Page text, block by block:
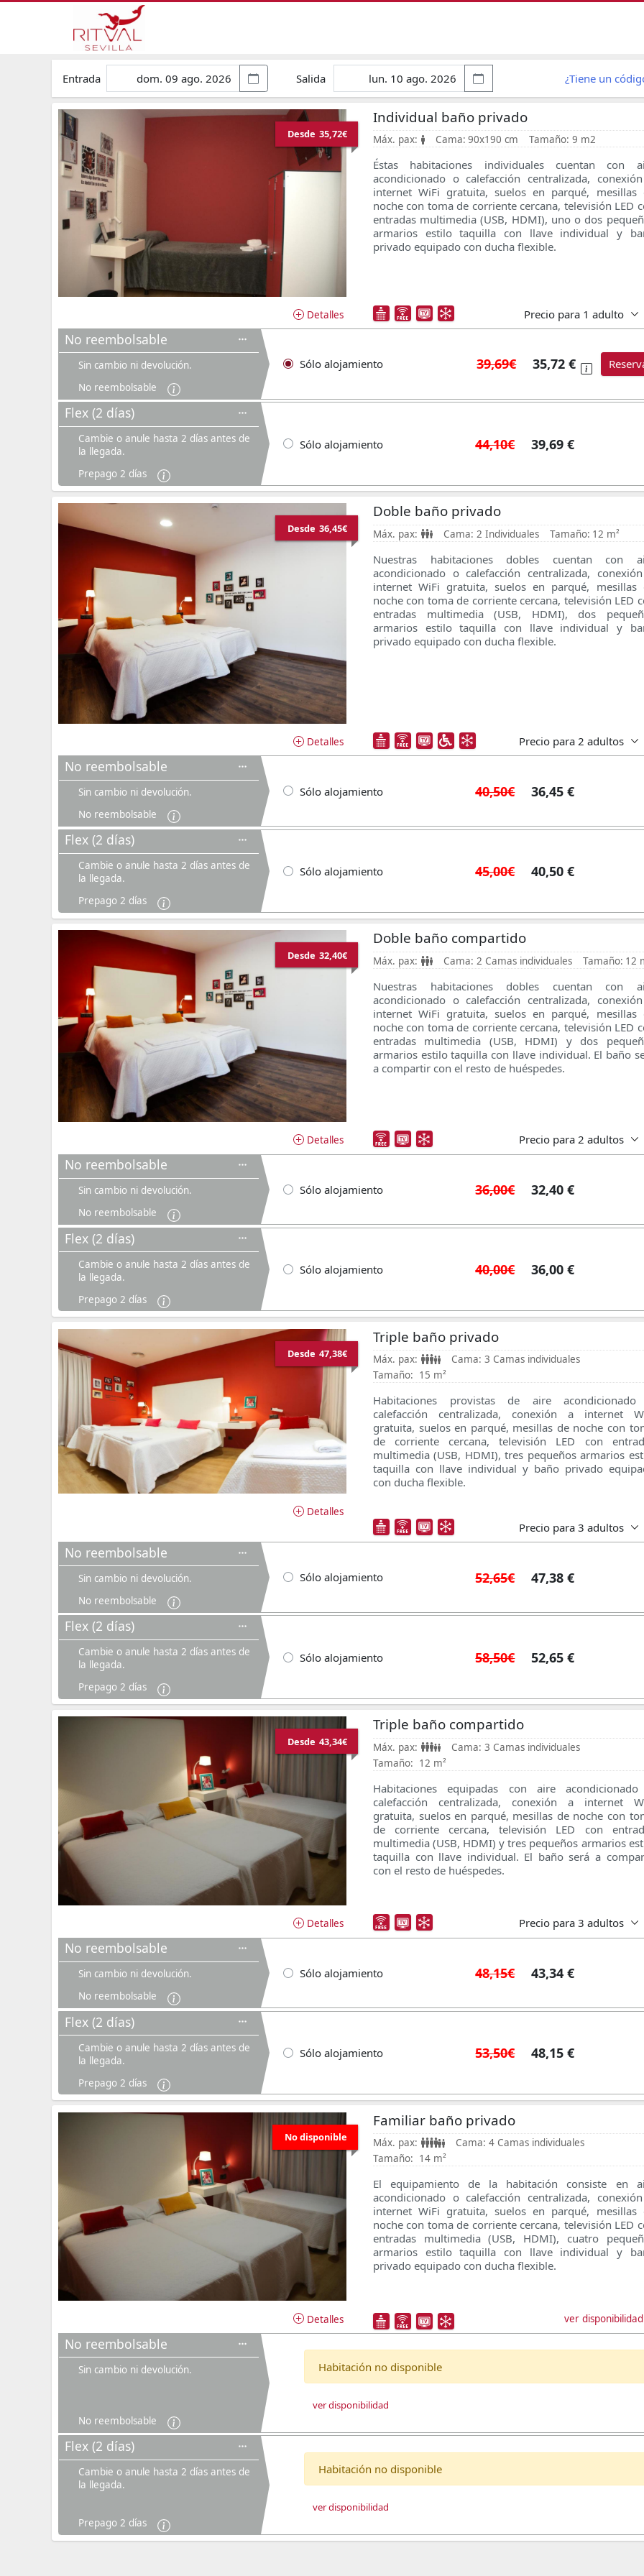
Entrada Salida ¿Tiene un
Desde 35,72€
Detalles
Individual baño privado
Máx. pax: Cama: 90x190 cm Tamaño: 9 m2
Éstas habitaciones individuales cuentan con
acondicionado o calefacción centralizada,
internet WiFi gratuita, suelos en parqué, mesillas
noche con toma de corriente cercana, televisión LED
entradas multimedia (USB, HDMI), uno o dos
armarios estilo taquilla con llave individual y
privado equipado con ducha flexible.
Precio para1 adulto
No reembolsable
Sin cambio ni devolución.
No reembolsable
Sólo alojamiento 39,69€ 35,72 €
Flex (2 días)
Cambie o anule hasta 2 días antes de
la llegada.
Prepago 2 días
Sólo alojamiento 44,10€ 39,69 €
Desde 36,45€
Detalles
Doble baño privado
Máx. pax: Cama: 2 Individuales Tamaño: 12 m²
Nuestras habitaciones dobles cuentan con
acondicionado o calefacción centralizada,
internet WiFi gratuita, suelos en parqué, mesillas
noche con toma de corriente cercana, televisión LED
entradas multimedia (USB, HDMI), dos
armarios estilo taquilla con llave individual y
privado equipado con ducha flexible.
Precio para2 adultos
No reembolsable
Sin cambio ni devolución.
No reembolsable
Sólo alojamiento 40,50€ 36,45 €
Flex (2 días)
Cambie o anule hasta 2 días antes de
la llegada.
Prepago 2 días
Sólo alojamiento 45,00€ 40,50 €
Desde 32,40€
Detalles
Doble baño compartido
Máx. pax: Cama: 2 Camas individuales Tamaño: 12
Nuestras habitaciones dobles cuentan con
acondicionado o calefacción centralizada,
internet WiFi gratuita, suelos en parqué, mesillas
noche con toma de corriente cercana, televisión LED
entradas multimedia (USB, HDMI) y dos
armarios estilo taquilla con llave individual. El baño
a compartir con el resto de huéspedes.
Precio para2 adultos
No reembolsable
Sin cambio ni devolución.
No reembolsable
Sólo alojamiento 36,00€ 32,40 €
Flex (2 días)
Cambie o anule hasta 2 días antes de
la llegada.
Prepago 2 días
Sólo alojamiento 40,00€ 36,00 €
Desde 47,38€
Detalles
Triple baño privado
Máx. pax: Cama: 3 Camas individuales
Tamaño: 15 m²
Habitaciones provistas de aire
calefacción centralizada, conexión a internet
gratuita, suelos en parqué, mesillas de noche con
de corriente cercana, televisión LED con
multimedia (USB, HDMI), tres pequeños armarios
taquilla con llave individual y baño privado
con ducha flexible.
Precio para3 adultos
No reembolsable
Sin cambio ni devolución.
No reembolsable
Sólo alojamiento 52,65€ 47,38 €
Flex (2 días)
Cambie o anule hasta 2 días antes de
la llegada.
Prepago 2 días
Sólo alojamiento 58,50€ 52,65 €
Desde 43,34€
Detalles
Triple baño compartido
Máx. pax: Cama: 3 Camas individuales
Tamaño: 12 m²
Habitaciones equipadas con aire
calefacción centralizada, conexión a internet
gratuita, suelos en parqué, mesillas de noche con
de corriente cercana, televisión LED con
multimedia (USB, HDMI) y tres pequeños armarios
taquilla con llave individual. El baño será a
con el resto de huéspedes.
Precio para3 adultos
No reembolsable
Sin cambio ni devolución.
No reembolsable
Sólo alojamiento 48,15€ 43,34 €
Flex (2 días)
Cambie o anule hasta 2 días antes de
la llegada.
Prepago 2 días
Sólo alojamiento 53,50€ 48,15 €
No disponible
Detalles
Familiar baño privado
Máx. pax: Cama: 4 Camas individuales
Tamaño: 14 m²
El equipamiento de la habitación consiste en
acondicionado o calefacción centralizada,
internet WiFi gratuita, suelos en parqué, mesillas
noche con toma de corriente cercana, televisión LED
entradas multimedia (USB, HDMI), cuatro
armarios estilo taquilla con llave individual y
privado equipado con ducha flexible.
ver disponibilidad
No reembolsable
Sin cambio ni devolución.
No reembolsable
Habitación no disponible
ver disponibilidad
Flex (2 días)
Cambie o anule hasta 2 días antes de
la llegada.
Prepago 2 días
Habitación no disponible
ver disponibilidad